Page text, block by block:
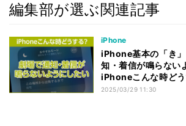
編集部が選ぶ関連記事
iPhone
iPhone基本の「き
知・着信が鳴らない
iPhoneこんな時どう
2025/03/29 11:30